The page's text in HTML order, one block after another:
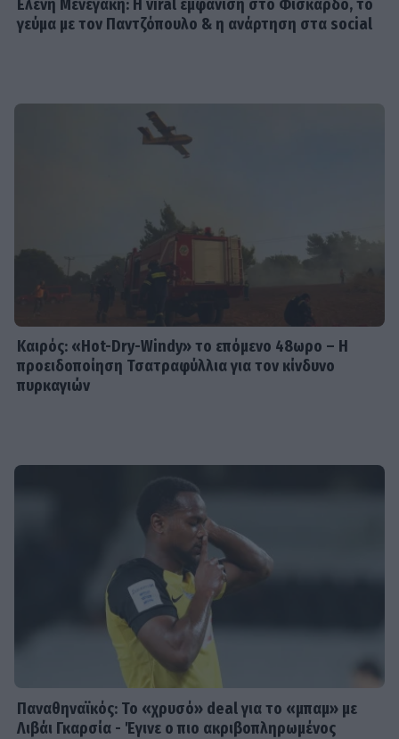
Ελένη Μενεγάκη: Η viral εμφάνιση στο Φισκάρδο, το
γεύμα με τον Παντζόπουλο & η ανάρτηση στα social
Καιρός: «Hot-Dry-Windy» το επόμενο 48ωρο – Η
προειδοποίηση Τσατραφύλλια για τον κίνδυνο
πυρκαγιών
Παναθηναϊκός: Το «χρυσό» deal για το «μπαμ» με
Λιβάι Γκαρσία - Έγινε ο πιο ακριβοπληρωμένος